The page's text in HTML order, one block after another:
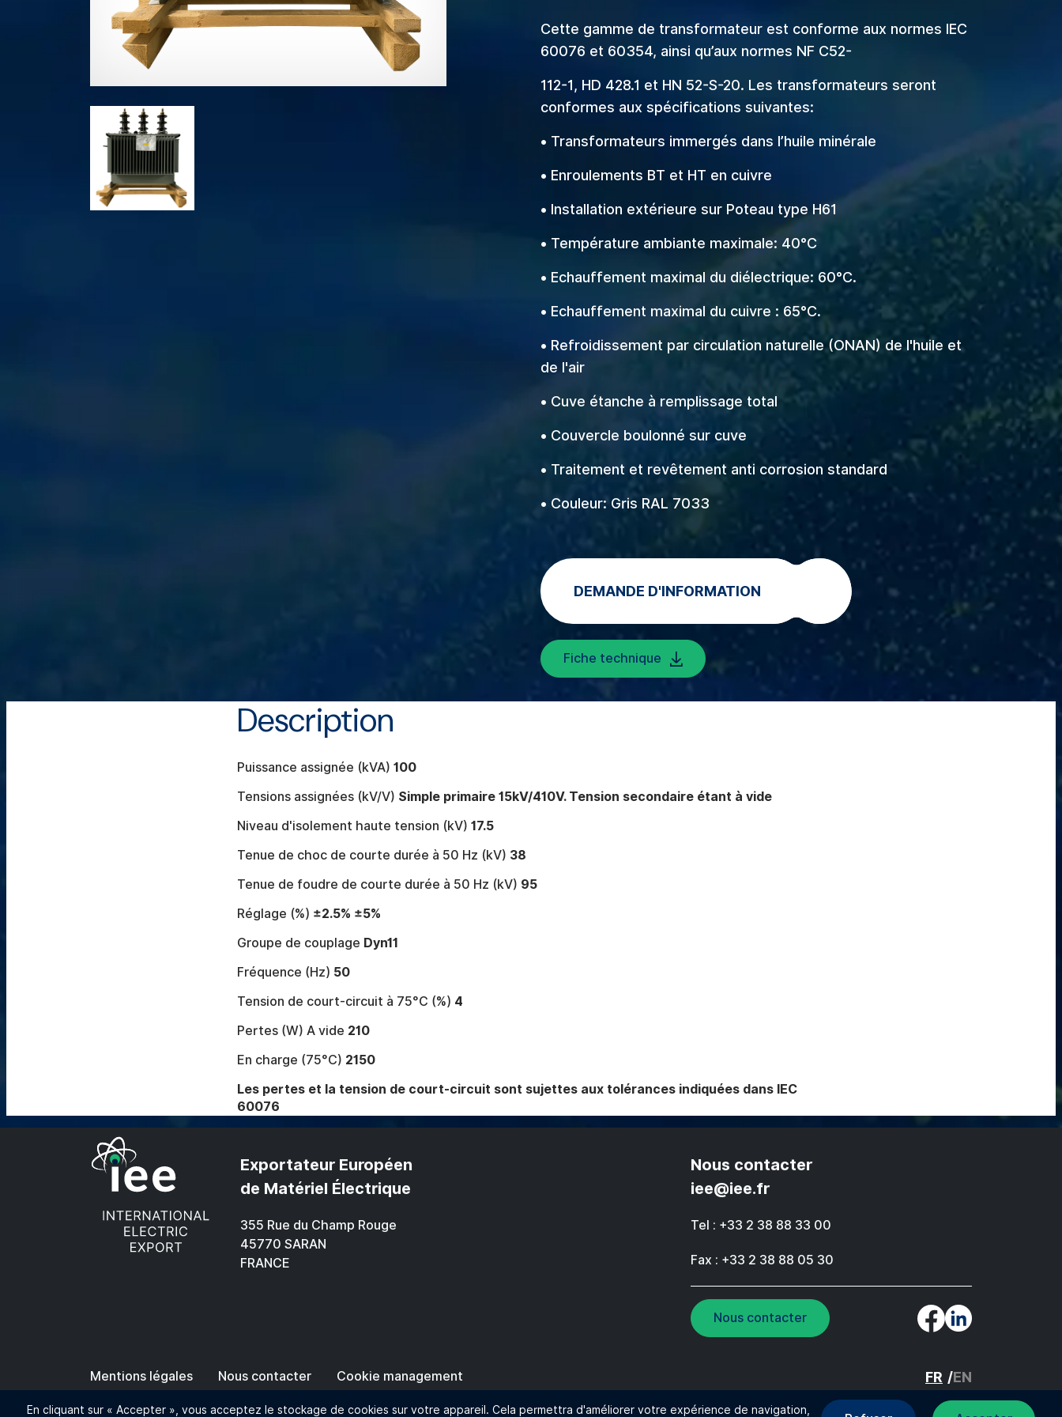
Cette gamme de transformateur est conforme aux normes IEC
60076 et 60354, ainsi qu’aux normes NF C52-
112-1, HD 428.1 et HN 52-S-20. Les transformateurs seront
conformes aux spécifications suivantes:
• Transformateurs immergés dans l’huile minérale
• Enroulements BT et HT en cuivre
• Installation extérieure sur Poteau type H61
• Température ambiante maximale: 40°C
• Echauffement maximal du diélectrique: 60°C.
• Echauffement maximal du cuivre : 65°C.
• Refroidissement par circulation naturelle (ONAN) de l'huile et
de l'air
• Cuve étanche à remplissage total
• Couvercle boulonné sur cuve
• Traitement et revêtement anti corrosion standard
• Couleur: Gris RAL 7033
DEMANDE D'INFORMATION
Fiche technique
Description
Puissance assignée (kVA) 100
Tensions assignées (kV/V) Simple primaire 15kV/410V. Tension secondaire étant à vide
Niveau d'isolement haute tension (kV) 17.5
Tenue de choc de courte durée à 50 Hz (kV) 38
Tenue de foudre de courte durée à 50 Hz (kV) 95
Réglage (%) ±2.5% ±5%
Groupe de couplage Dyn11
Fréquence (Hz) 50
Tension de court-circuit à 75°C (%) 4
Pertes (W) A vide 210
En charge (75°C) 2150
Les pertes et la tension de court-circuit sont sujettes aux tolérances indiquées dans IEC
60076
Exportateur Européen
de Matériel Électrique
355 Rue du Champ Rouge
45770 SARAN
FRANCE
Nous contacter
iee@iee.fr
Tel : +33 2 38 88 33 00
Fax : +33 2 38 88 05 30
Nous contacter
Pied de page
Mentions légales Nous contacter Cookie management FR EN
© 2024 IEE - Tous droits réservés
En cliquant sur « Accepter », vous acceptez le stockage de cookies sur votre appareil. Cela permettra d'améliorer votre expérience de navigation,